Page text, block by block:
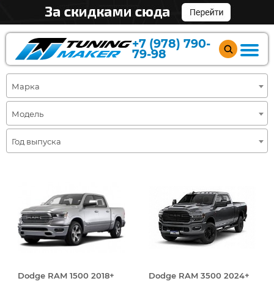
+7 (978) 790-
79-98
Марка
Модель
Год выпуска
Dodge RAM 1500 2018+ Dodge RAM 3500 2024+